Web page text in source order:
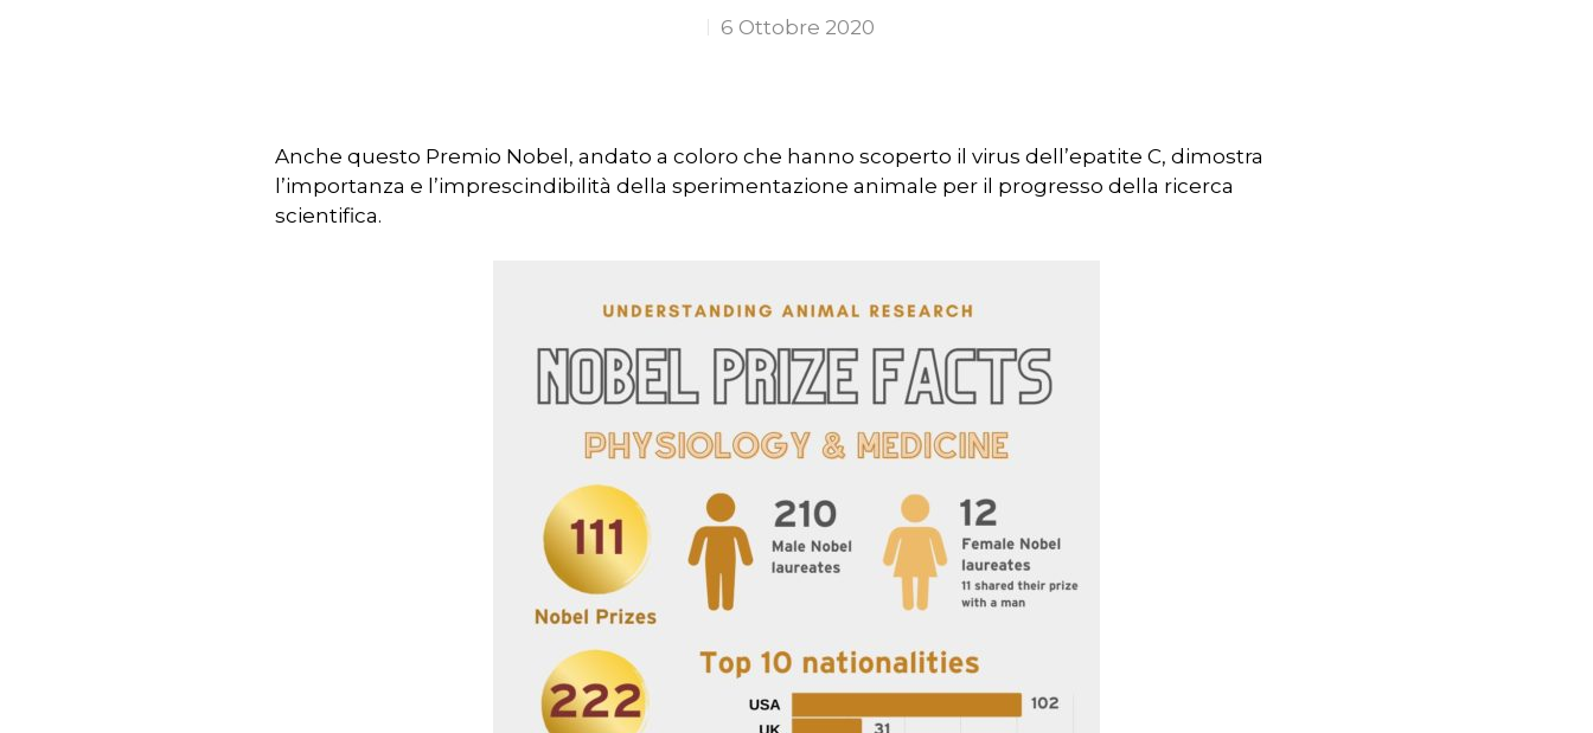
Premere INVIO per cercare o ESC per chiudere
6 Ottobre 2020
Anche questo Premio Nobel, andato a coloro che hanno scoperto il virus dell’epatite C, dimostra
l’importanza e l’imprescindibilità della sperimentazione animale per il progresso della ricerca
scientifica.